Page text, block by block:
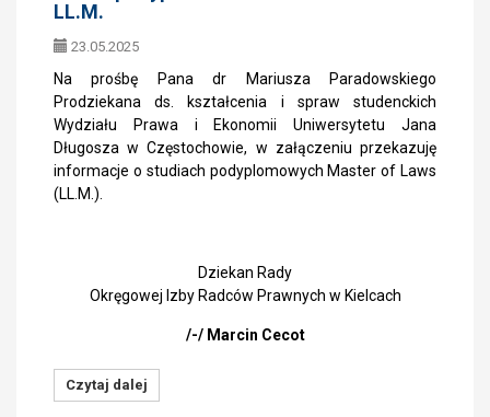
LL.M.
23.05.2025
Na prośbę Pana dr Mariusza Paradowskiego
Prodziekana ds. kształcenia i spraw studenckich
Wydziału Prawa i Ekonomii Uniwersytetu Jana
Długosza w Częstochowie, w załączeniu przekazuję
informacje o studiach podyplomowych Master of Laws
(LL.M.).
Dziekan Rady
Okręgowej Izby Radców Prawnych w Kielcach
/-/ Marcin Cecot
Czytaj dalej